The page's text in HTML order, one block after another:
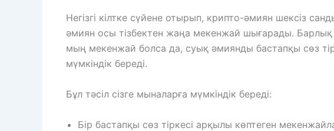
Негізгі кілтке сүйене отырып, крипто-әмиян шексіз
әмиян осы тізбектен жаңа мекенжай шығарады. Барлық
мың мекенжай болса да, суық әмиянды бастапқы сөз
мүмкіндік береді.
Бұл тәсіл сізге мыналарға мүмкіндік береді:
Бір бастапқы сөз тіркесі арқылы көптеген